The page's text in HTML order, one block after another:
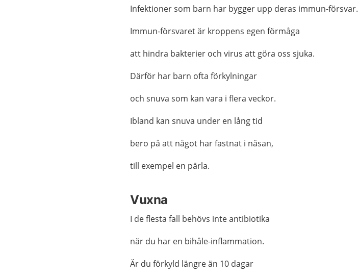
Infektioner som barn har bygger upp deras immun-försvar.
Immun-försvaret är kroppens egen förmåga
att hindra bakterier och virus att göra oss sjuka.
Därför har barn ofta förkylningar
och snuva som kan vara i flera veckor.
Ibland kan snuva under en lång tid
bero på att något har fastnat i näsan,
till exempel en pärla.
Vuxna
I de flesta fall behövs inte antibiotika
när du har en bihåle-inflammation.
Är du förkyld längre än 10 dagar